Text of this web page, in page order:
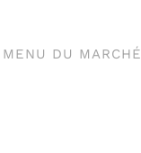
DU MARCHÉ